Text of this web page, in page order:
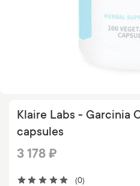
(0)
Klaire Labs - Garcinia
capsules
3 178 ₽